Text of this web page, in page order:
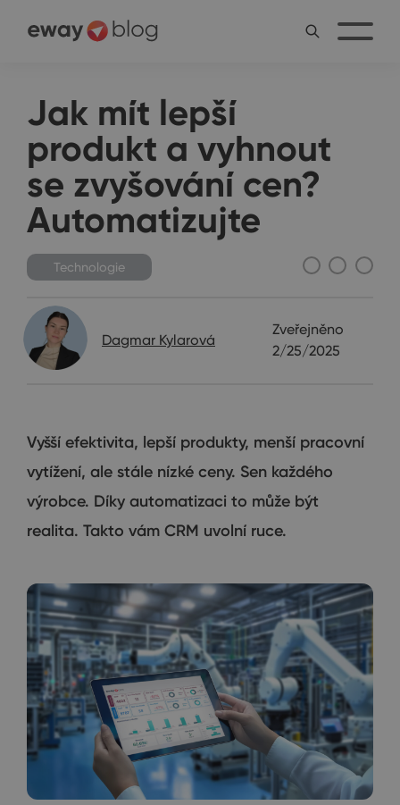
Jak mít lepší
produkt a vyhnout
se zvyšování cen?
Automatizujte
Technologie
Dagmar Kylarová
Zveřejněno
2/25/2025
Vyšší efektivita, lepší produkty, menší pracovní
vytížení, ale stále nízké ceny. Sen každého
výrobce. Díky automatizaci to může být
realita. Takto vám CRM uvolní ruce.